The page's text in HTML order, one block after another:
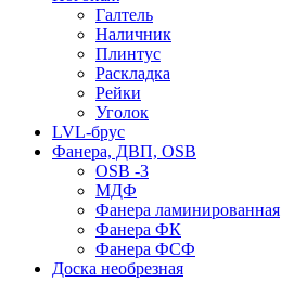
Галтель
Наличник
Плинтус
Раскладка
Рейки
Уголок
LVL-брус
Фанера, ДВП, OSB
OSB -3
МДФ
Фанера ламинированная
Фанера ФК
Фанера ФСФ
Доска необрезная